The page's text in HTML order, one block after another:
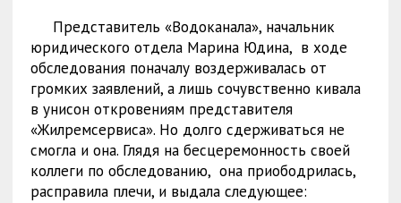
Представитель «Водоканала», начальник
юридического отдела Марина Юдина, в ходе
обследования поначалу воздерживалась от
громких заявлений, а лишь сочувственно кивала
в унисон откровениям представителя
«Жилремсервиса». Но долго сдерживаться не
смогла и она. Глядя на бесцеремонность своей
коллеги по обследованию, она приободрилась,
расправила плечи, и выдала следующее: